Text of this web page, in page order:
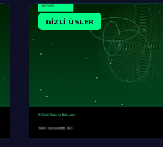
GIZLI ÜSLER